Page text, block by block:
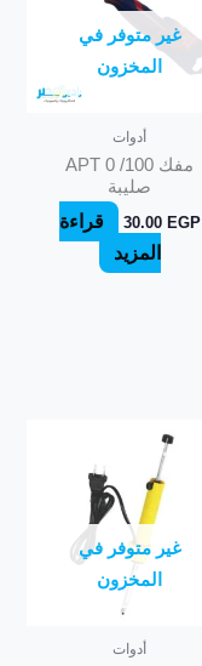
غير متوفر في
المخزون
أدوات
مفك APT 0 /100
صليبة
30.00 EGP
قراءة
المزيد
غير متوفر في
المخزون
أدوات